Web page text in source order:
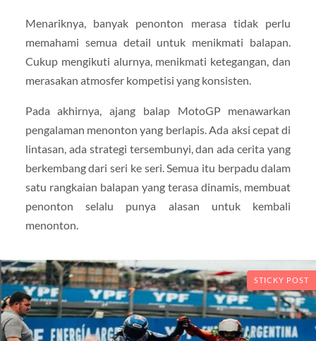
Menariknya, banyak penonton merasa tidak perlu
memahami semua detail untuk menikmati balapan.
Cukup mengikuti alurnya, menikmati ketegangan, dan
merasakan atmosfer kompetisi yang konsisten.
Pada akhirnya, ajang balap MotoGP menawarkan
pengalaman menonton yang berlapis. Ada aksi cepat di
lintasan, ada strategi tersembunyi, dan ada cerita yang
berkembang dari seri ke seri. Semua itu berpadu dalam
satu rangkaian balapan yang terasa dinamis, membuat
penonton selalu punya alasan untuk kembali
menonton.
STICKY POST